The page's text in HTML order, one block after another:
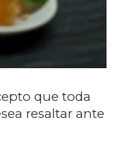
que toda
resaltar ante